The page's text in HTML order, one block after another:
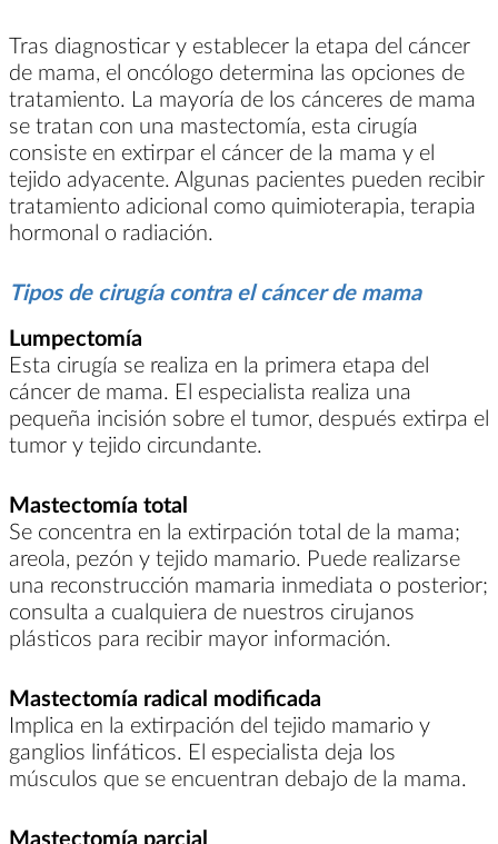
Tras diagnosticar y establecer la etapa del cáncer
de mama, el oncólogo determina las opciones de
tratamiento. La mayoría de los cánceres de mama
se tratan con una mastectomía, esta cirugía
consiste en extirpar el cáncer de la mama y el
tejido adyacente. Algunas pacientes pueden recibir
tratamiento adicional como quimioterapia, terapia
hormonal o radiación.
Tipos de cirugía contra el cáncer de mama
Lumpectomía
Esta cirugía se realiza en la primera etapa del
cáncer de mama. El especialista realiza una
pequeña incisión sobre el tumor, después extirpa el
tumor y tejido circundante.
Mastectomía total
Se concentra en la extirpación total de la mama;
areola, pezón y tejido mamario. Puede realizarse
una reconstrucción mamaria inmediata o posterior;
consulta a cualquiera de nuestros cirujanos
plásticos para recibir mayor información.
Mastectomía radical modificada
Implica en la extirpación del tejido mamario y
ganglios linfáticos. El especialista deja los
músculos que se encuentran debajo de la mama.
Mastectomía parcial